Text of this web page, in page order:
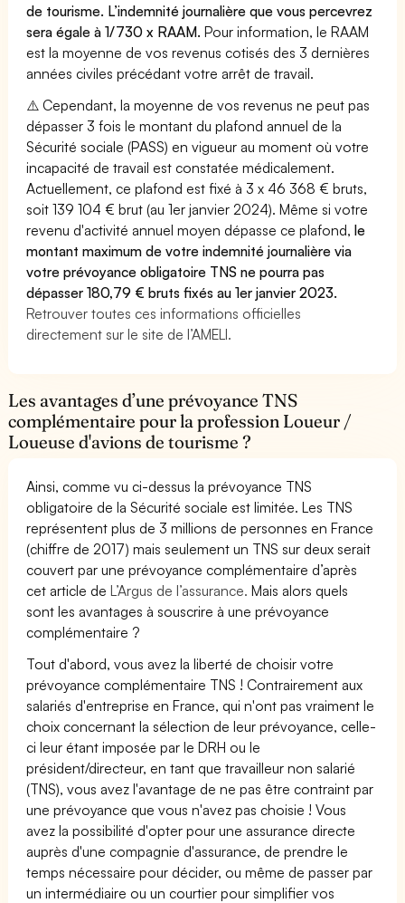
de tourisme. L’indemnité journalière que vous percevrez
sera égale à 1/730 x RAAM. Pour information, le RAAM
est la moyenne de vos revenus cotisés des 3 dernières
années civiles précédant votre arrêt de travail.
⚠️ Cependant, la moyenne de vos revenus ne peut pas
dépasser 3 fois le montant du plafond annuel de la
Sécurité sociale (PASS) en vigueur au moment où votre
incapacité de travail est constatée médicalement.
Actuellement, ce plafond est fixé à 3 x 46 368 € bruts,
soit 139 104 € brut (au 1er janvier 2024). Même si votre
revenu d'activité annuel moyen dépasse ce plafond,le
montant maximum de votre indemnité journalière via
votre prévoyance obligatoire TNS ne pourra pas
dépasser 180,79 € bruts fixés au 1er janvier 2023.
Retrouver toutes ces informations officielles
directement sur le site de l’AMELI.
Les avantages d’une prévoyance TNS
complémentaire pour la profession Loueur /
Loueuse d'avions de tourisme ?
Ainsi, comme vu ci-dessus la prévoyance TNS
obligatoire de la Sécurité sociale est limitée. Les TNS
représentent plus de 3 millions de personnes en France
(chiffre de 2017) mais seulement un TNS sur deux serait
couvert par une prévoyance complémentaire d’après
cet article deL’Argus de l’assurance. Mais alors quels
sont les avantages à souscrire à une prévoyance
complémentaire ?
Tout d'abord, vous avez la liberté de choisir votre
prévoyance complémentaire TNS ! Contrairement aux
salariés d'entreprise en France, qui n'ont pas vraiment le
choix concernant la sélection de leur prévoyance, celle-
ci leur étant imposée par le DRH ou le
président/directeur, en tant que travailleur non salarié
(TNS), vous avez l'avantage de ne pas être contraint par
une prévoyance que vous n'avez pas choisie ! Vous
avez la possibilité d'opter pour une assurance directe
auprès d'une compagnie d'assurance, de prendre le
temps nécessaire pour décider, ou même de passer par
un intermédiaire ou un courtier pour simplifier vos